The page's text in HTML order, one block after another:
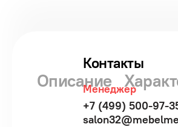
Описание
Контакты
Менеджер
+7 (499) 500-97-